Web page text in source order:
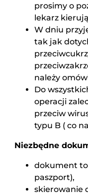
prosimy o
lekarz
W dniu
tak jak
należy
Do
operacji
przeciw
typu B ( co
Niezbędne
dokument
paszport),
skierowanie